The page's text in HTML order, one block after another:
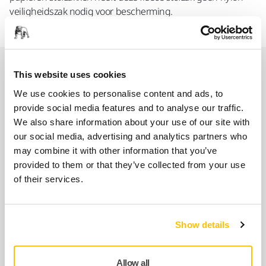
This website uses cookies
We use cookies to personalise content and ads, to
provide social media features and to analyse our traffic.
We also share information about your use of our site with
our social media, advertising and analytics partners who
may combine it with other information that you’ve
provided to them or that they’ve collected from your use
of their services.
Show details
Allow all
veiligheidszak nodig voor bescherming.
Reserveonderdelen
Hendelset 5,0/12000 MPP9008 voor
PROS
8995690081
Aslager dubbele afdichtingsset
As Balancer Kit 5,0/150mm MPP9018